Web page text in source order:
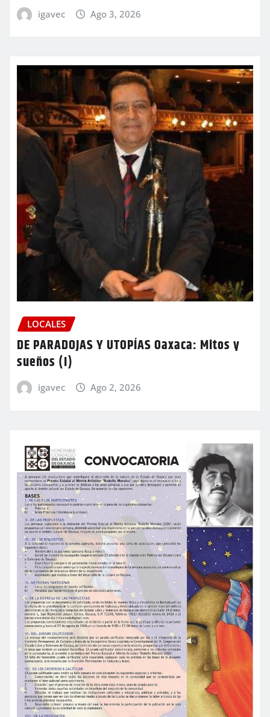
igavec Ago 3, 2026
LOCALES
DE PARADOJAS Y UTOPÍAS Oaxaca: Mitos y
sueños (I)
igavec Ago 2, 2026